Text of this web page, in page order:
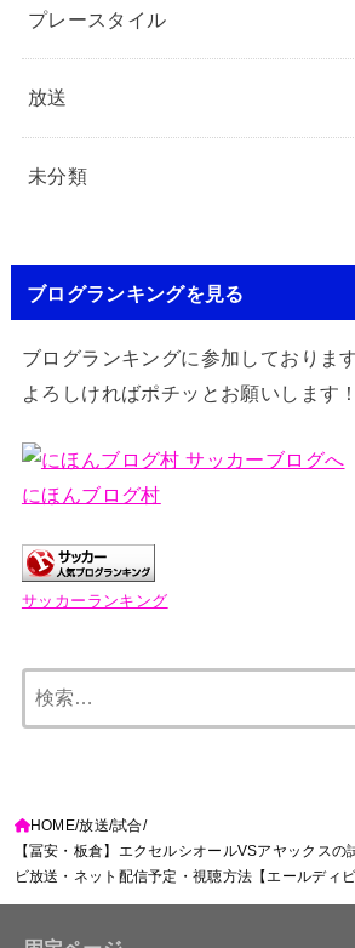
プレースタイル
放送
未分類
ブログランキングを見る
ブログランキングに参加しております
よろしければポチッとお願いします！
にほんブログ村
サッカーランキング
索:
HOME 放送 試合
【冨安・板倉】エクセルシオールVSアヤックスの
ビ放送・ネット配信予定・視聴方法【エールディ